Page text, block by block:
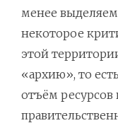
менее
некоторое
этой
«архию», то
отъём